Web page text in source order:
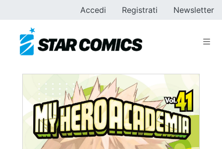
Accedi Registrati Newsletter